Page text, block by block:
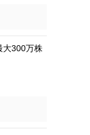
300万株